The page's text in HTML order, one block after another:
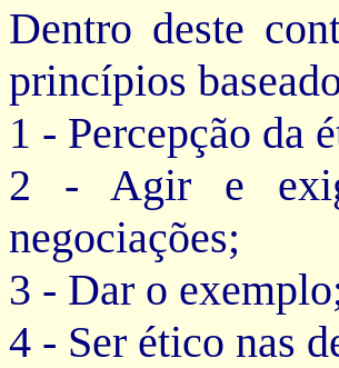
Dentro deste
princípios
1 - Percepção da
2 - Agir e
negociações;
3 - Dar o
4 - Ser ético nas